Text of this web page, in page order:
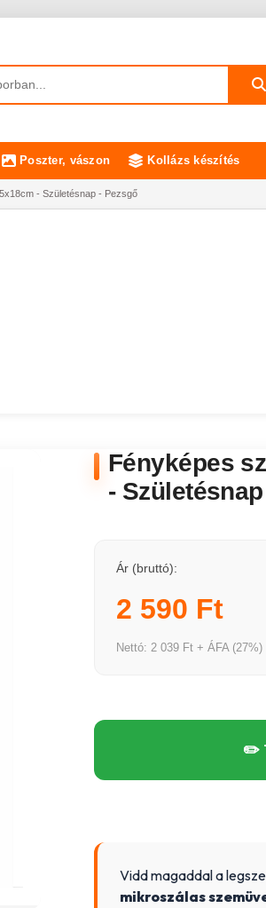
Poszter, vászon Kollázs készítés
- Születésnap - Pezsgő
Fényképes
-
Ár (bruttó):
2 590 Ft
Nettó: 2 039 Ft + ÁFA (27%)
✏️
Vidd magaddal a
mikroszálas